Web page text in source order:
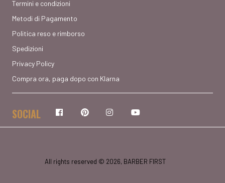
Termini e condizioni
Metodi di Pagamento
Politica reso e rimborso
Spedizioni
Privacy Policy
Compra ora, paga dopo con Klarna
SOCIAL FacebookPinterestInstagram
All rights reserved © 2026, BARBER FIRST